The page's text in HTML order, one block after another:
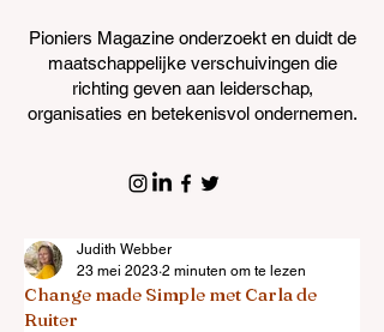
Pioniers Magazine onderzoekt en duidt de
maatschappelijke verschuivingen die
richting geven aan leiderschap,
organisaties en betekenisvol ondernemen.
Change made Simple met Carla de
Ruiter
Judith Webber
23 mei 2023 2 minuten om te lezen